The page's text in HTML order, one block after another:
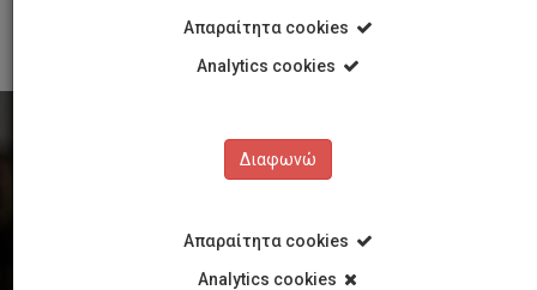
Απαραίτητα cookies
Analytics cookies
Διαφωνώ
Απαραίτητα cookies
Analytics cookies